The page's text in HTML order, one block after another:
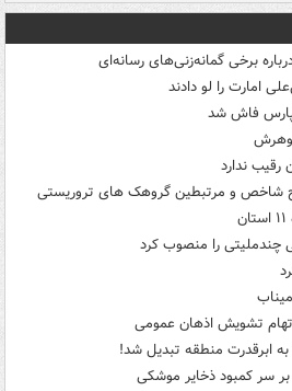
برخی گمانه‌زنی‌های رسانه‌ای
امارت را لو دادند
رقیب ندارد
چندملیتی را منصوب کرد
به ابرقدرت منطقه تبدیل شد!
سر کمبود ذخایر موشکی